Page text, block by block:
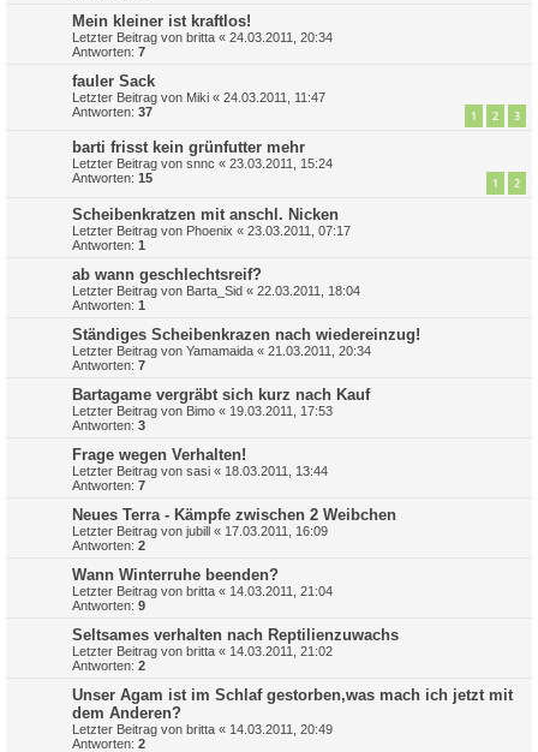
Mein kleiner ist kraftlos!
Letzter Beitrag von britta « 24.03.2011, 20:34
Antworten: 7
fauler Sack
Letzter Beitrag von Miki « 24.03.2011, 11:47
Antworten: 37 1 2 3
barti frisst kein grünfutter mehr
Letzter Beitrag von snnc « 23.03.2011, 15:24
Antworten: 15 1 2
Scheibenkratzen mit anschl. Nicken
Letzter Beitrag von Phoenix « 23.03.2011, 07:17
Antworten: 1
ab wann geschlechtsreif?
Letzter Beitrag von Barta_Sid « 22.03.2011, 18:04
Antworten: 1
Ständiges Scheibenkrazen nach wiedereinzug!
Letzter Beitrag von Yamamaida « 21.03.2011, 20:34
Antworten: 7
Bartagame vergräbt sich kurz nach Kauf
Letzter Beitrag von Bimo « 19.03.2011, 17:53
Antworten: 3
Frage wegen Verhalten!
Letzter Beitrag von sasi « 18.03.2011, 13:44
Antworten: 7
Neues Terra - Kämpfe zwischen 2 Weibchen
Letzter Beitrag von jubill « 17.03.2011, 16:09
Antworten: 2
Wann Winterruhe beenden?
Letzter Beitrag von britta « 14.03.2011, 21:04
Antworten: 9
Seltsames verhalten nach Reptilienzuwachs
Letzter Beitrag von britta « 14.03.2011, 21:02
Antworten: 2
Unser Agam ist im Schlaf gestorben,was mach ich jetzt mit
dem Anderen?
Letzter Beitrag von britta « 14.03.2011, 20:49
Antworten: 2